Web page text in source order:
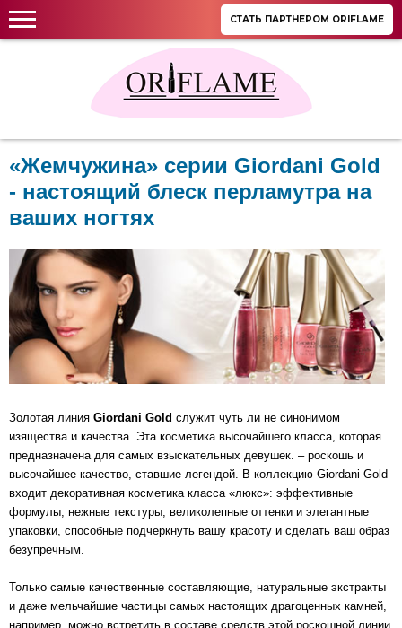
СТАТЬ ПАРТНЕРОМ ORIFLAME
«Жемчужина» серии Giordani Gold
- настоящий блеск перламутра на
ваших ногтях
Золотая линия Giordani Gold служит чуть ли не синонимом
изящества и качества. Эта косметика высочайшего класса, которая
предназначена для самых взыскательных девушек. – роскошь и
высочайшее качество, ставшие легендой. В коллекцию Giordani Gold
входит декоративная косметика класса «люкс»: эффективные
формулы, нежные текстуры, великолепные оттенки и элегантные
упаковки, способные подчеркнуть вашу красоту и сделать ваш образ
безупречным.
Только самые качественные составляющие, натуральные экстракты
и даже мельчайшие частицы самых настоящих драгоценных камней,
например, можно встретить в составе средств этой роскошной линии